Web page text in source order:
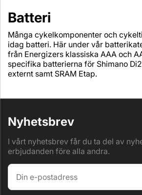
Batteri
Många cykelkomponenter och
idag batteri. Här under vår
från Energizers klassiska AAA och
specifika batterierna för Shimano
externt samt SRAM Etap.
Nyhetsbrev
I vårt nyhetsbrev får du ta del av
erbjudanden före alla andra.